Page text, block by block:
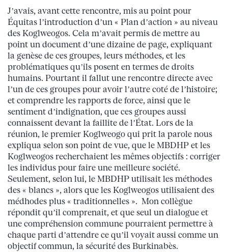
J’avais, avant cette rencontre, mis au point pour
Équitas l’introduction d’un « Plan d’action » au niveau
des Koglweogos. Cela m’avait permis de mettre au
point un document d’une dizaine de page, expliquant
la genèse de ces groupes, leurs méthodes, et les
problématiques qu’ils posent en termes de droits
humains. Pourtant il fallut une rencontre directe avec
l’un de ces groupes pour avoir l’autre coté de l’histoire;
et comprendre les rapports de force, ainsi que le
sentiment d’indignation, que ces groupes aussi
connaissent devant la faillite de l’État. Lors de la
réunion, le premier Koglweogo qui prit la parole nous
expliqua selon son point de vue, que le MBDHP et les
Koglweogos recherchaient les mêmes objectifs : corriger
les individus pour faire une meilleure société.
Seulement, selon lui, le MBDHP utilisait les méthodes
des « blancs », alors que les Koglweogos utilisaient des
médhodes plus « traditionnelles ». Mon collègue
répondit qu’il comprenait, et que seul un dialogue et
une compréhension commune pourraient permettre à
chaque parti d’attendre ce qu’il voyait aussi comme un
objectif commun, la sécurité des Burkinabès.